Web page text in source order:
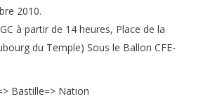
2010.
à partir de 14 heures, Place de la
du Temple) Sous le Ballon CFE-
Bastille=> Nation